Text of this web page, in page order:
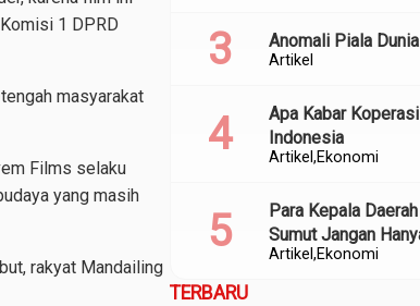
1 DPRD
masyarakat
Films selaku
yang masih
rakyat Mandailing
Artikel
Anomali Piala
Artikel Ekonomi
Apa Kabar Koperasi
Indonesia
Artikel Ekonomi
Para Kepala
Sumut Jangan
Meratapi Minimnya
TERBARU